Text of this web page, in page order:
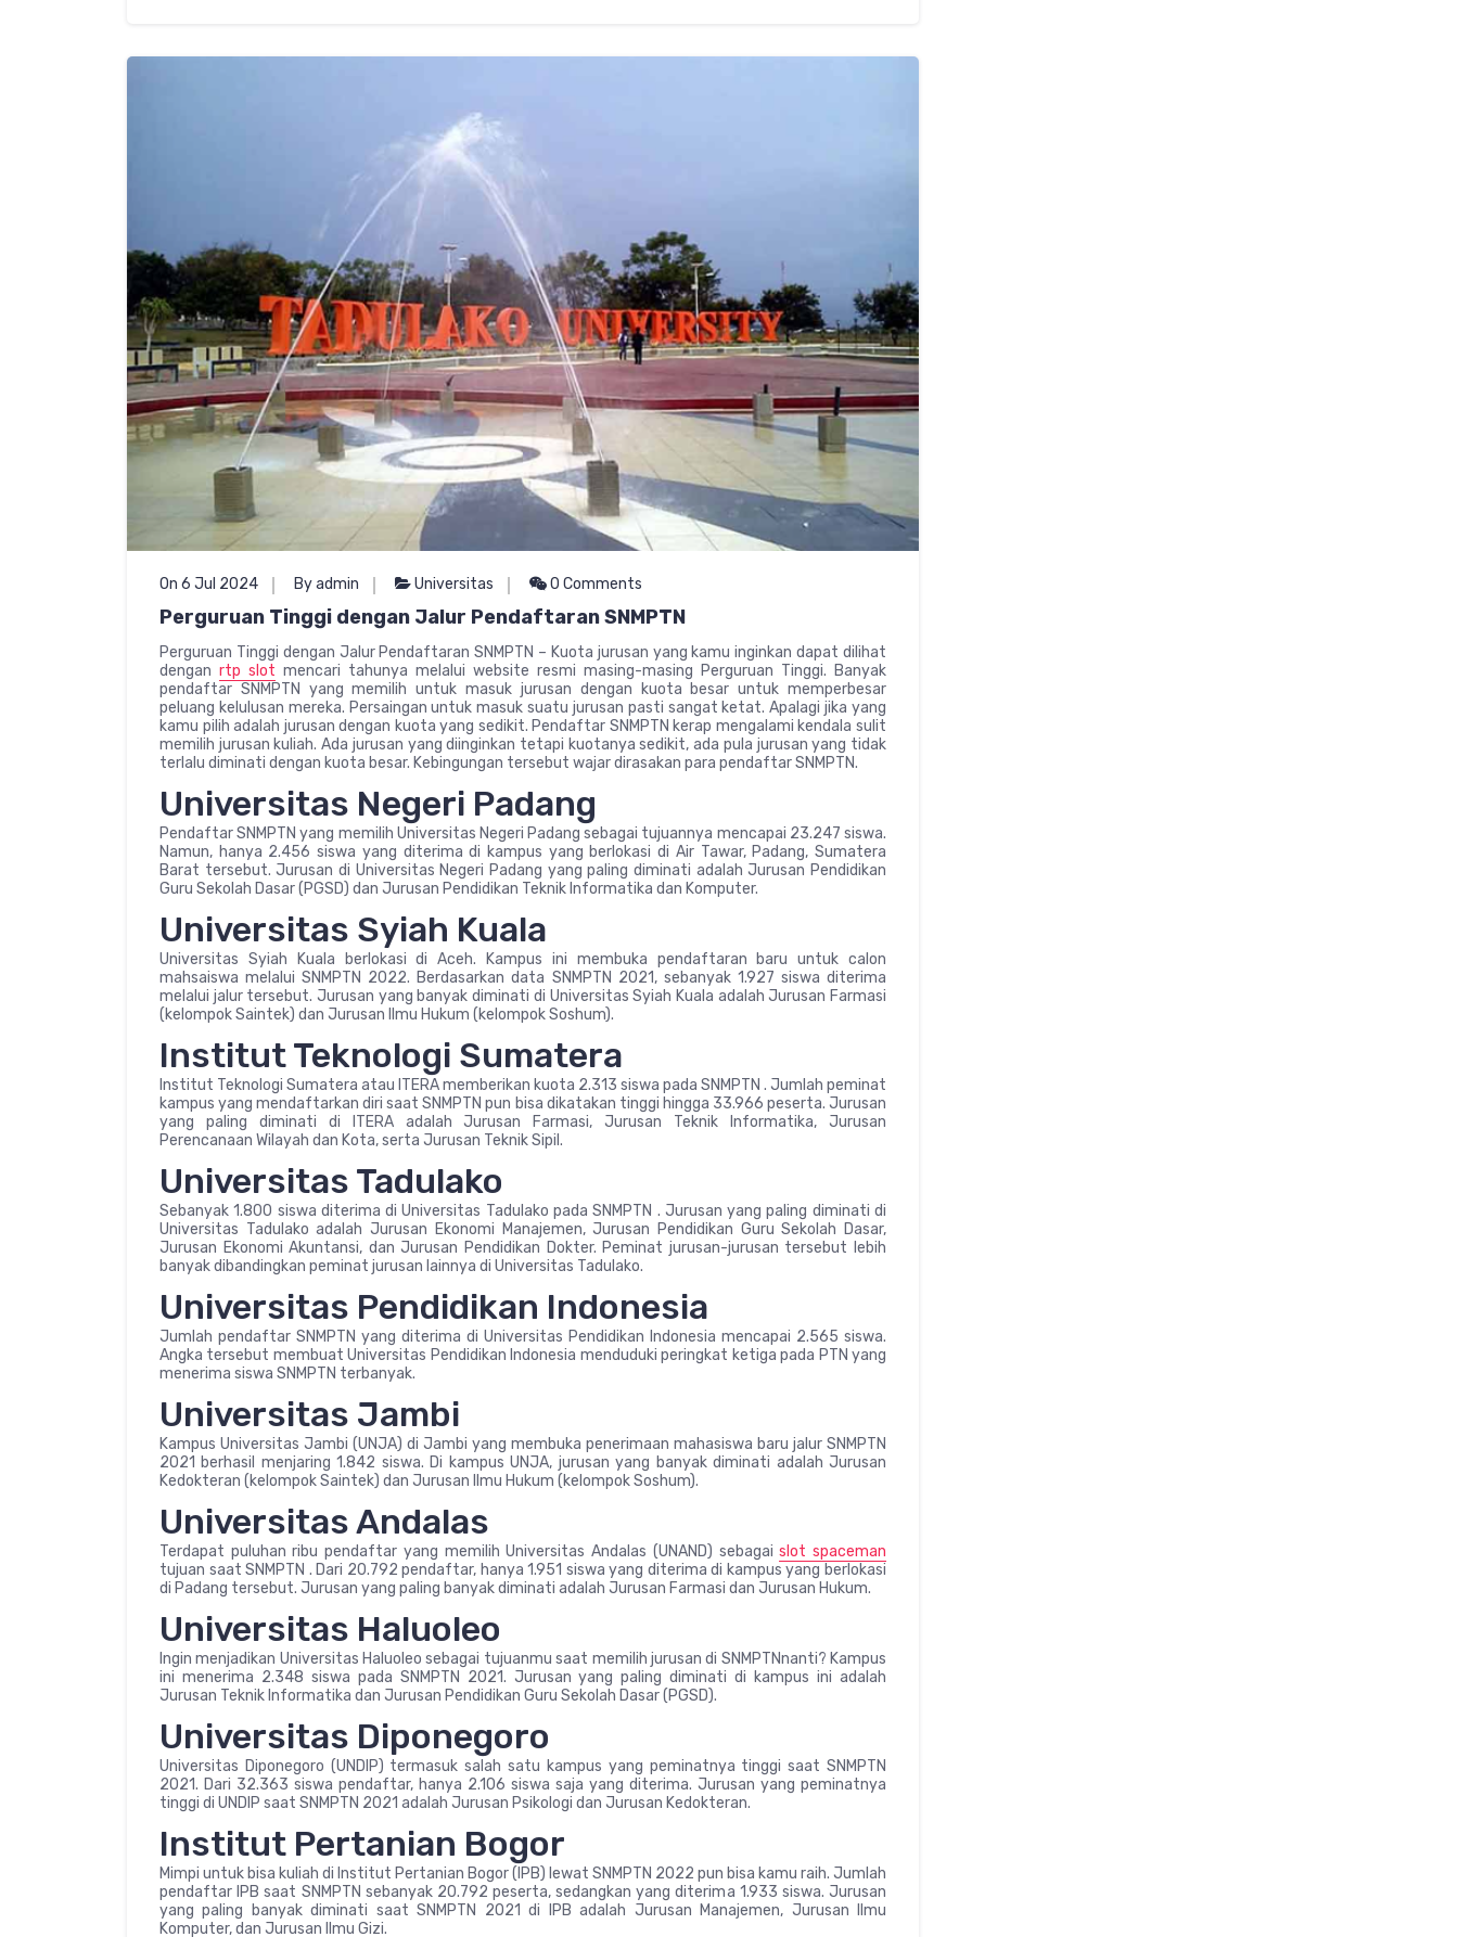
On 6 Jul 2024 By admin Universitas 0 Comments
Perguruan Tinggi dengan Jalur Pendaftaran SNMPTN
Perguruan Tinggi dengan Jalur Pendaftaran SNMPTN – Kuota jurusan yang kamu inginkan dapat dilihat
dengan rtp slot mencari tahunya melalui website resmi masing-masing Perguruan Tinggi. Banyak
pendaftar SNMPTN yang memilih untuk masuk jurusan dengan kuota besar untuk memperbesar
peluang kelulusan mereka. Persaingan untuk masuk suatu jurusan pasti sangat ketat. Apalagi jika yang
kamu pilih adalah jurusan dengan kuota yang sedikit. Pendaftar SNMPTN kerap mengalami kendala sulit
memilih jurusan kuliah. Ada jurusan yang diinginkan tetapi kuotanya sedikit, ada pula jurusan yang tidak
terlalu diminati dengan kuota besar. Kebingungan tersebut wajar dirasakan para pendaftar SNMPTN.
Universitas Negeri Padang
Pendaftar SNMPTN yang memilih Universitas Negeri Padang sebagai tujuannya mencapai 23.247 siswa.
Namun, hanya 2.456 siswa yang diterima di kampus yang berlokasi di Air Tawar, Padang, Sumatera
Barat tersebut. Jurusan di Universitas Negeri Padang yang paling diminati adalah Jurusan Pendidikan
Guru Sekolah Dasar (PGSD) dan Jurusan Pendidikan Teknik Informatika dan Komputer.
Universitas Syiah Kuala
Universitas Syiah Kuala berlokasi di Aceh. Kampus ini membuka pendaftaran baru untuk calon
mahsaiswa melalui SNMPTN 2022. Berdasarkan data SNMPTN 2021, sebanyak 1.927 siswa diterima
melalui jalur tersebut. Jurusan yang banyak diminati di Universitas Syiah Kuala adalah Jurusan Farmasi
(kelompok Saintek) dan Jurusan Ilmu Hukum (kelompok Soshum).
Institut Teknologi Sumatera
Institut Teknologi Sumatera atau ITERA memberikan kuota 2.313 siswa pada SNMPTN . Jumlah peminat
kampus yang mendaftarkan diri saat SNMPTN pun bisa dikatakan tinggi hingga 33.966 peserta. Jurusan
yang paling diminati di ITERA adalah Jurusan Farmasi, Jurusan Teknik Informatika, Jurusan
Perencanaan Wilayah dan Kota, serta Jurusan Teknik Sipil.
Universitas Tadulako
Sebanyak 1.800 siswa diterima di Universitas Tadulako pada SNMPTN . Jurusan yang paling diminati di
Universitas Tadulako adalah Jurusan Ekonomi Manajemen, Jurusan Pendidikan Guru Sekolah Dasar,
Jurusan Ekonomi Akuntansi, dan Jurusan Pendidikan Dokter. Peminat jurusan-jurusan tersebut lebih
banyak dibandingkan peminat jurusan lainnya di Universitas Tadulako.
Universitas Pendidikan Indonesia
Jumlah pendaftar SNMPTN yang diterima di Universitas Pendidikan Indonesia mencapai 2.565 siswa.
Angka tersebut membuat Universitas Pendidikan Indonesia menduduki peringkat ketiga pada PTN yang
menerima siswa SNMPTN terbanyak.
Universitas Jambi
Kampus Universitas Jambi (UNJA) di Jambi yang membuka penerimaan mahasiswa baru jalur SNMPTN
2021 berhasil menjaring 1.842 siswa. Di kampus UNJA, jurusan yang banyak diminati adalah Jurusan
Kedokteran (kelompok Saintek) dan Jurusan Ilmu Hukum (kelompok Soshum).
Universitas Andalas
Terdapat puluhan ribu pendaftar yang memilih Universitas Andalas (UNAND) sebagaislot spaceman
tujuan saat SNMPTN . Dari 20.792 pendaftar, hanya 1.951 siswa yang diterima di kampus yang berlokasi
di Padang tersebut. Jurusan yang paling banyak diminati adalah Jurusan Farmasi dan Jurusan Hukum.
Universitas Haluoleo
Ingin menjadikan Universitas Haluoleo sebagai tujuanmu saat memilih jurusan di SNMPTNnanti? Kampus
ini menerima 2.348 siswa pada SNMPTN 2021. Jurusan yang paling diminati di kampus ini adalah
Jurusan Teknik Informatika dan Jurusan Pendidikan Guru Sekolah Dasar (PGSD).
Universitas Diponegoro
Universitas Diponegoro (UNDIP) termasuk salah satu kampus yang peminatnya tinggi saat SNMPTN
2021. Dari 32.363 siswa pendaftar, hanya 2.106 siswa saja yang diterima. Jurusan yang peminatnya
tinggi di UNDIP saat SNMPTN 2021 adalah Jurusan Psikologi dan Jurusan Kedokteran.
Institut Pertanian Bogor
Mimpi untuk bisa kuliah di Institut Pertanian Bogor (IPB) lewat SNMPTN 2022 pun bisa kamu raih. Jumlah
pendaftar IPB saat SNMPTN sebanyak 20.792 peserta, sedangkan yang diterima 1.933 siswa. Jurusan
yang paling banyak diminati saat SNMPTN 2021 di IPB adalah Jurusan Manajemen, Jurusan Ilmu
Komputer, dan Jurusan Ilmu Gizi.